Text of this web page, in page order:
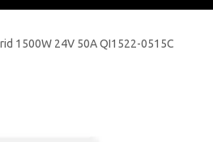
1500W 24V 50A QI1522-0515C